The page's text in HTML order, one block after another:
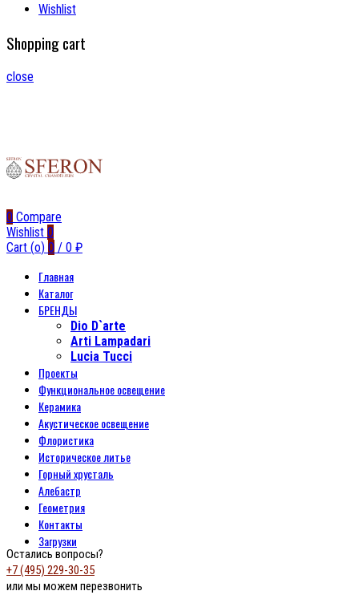
Wishlist
Shopping cart
close
0 Compare
Wishlist 0
Cart (o) 0 / 0 ₽
Главная
Каталог
БРЕНДЫ
Dio D`arte
Arti Lampadari
Lucia Tucci
Проекты
Функциональное освещение
Керамика
Акустическое освещение
Флористика
Историческое литье
Горный хрусталь
Алебастр
Геометрия
Контакты
Загрузки
Остались вопросы?
+7 (495) 229-30-35
или мы можем перезвонить